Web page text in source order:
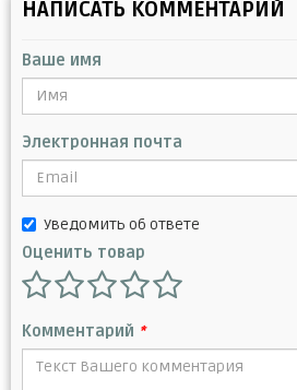
НАПИСАТЬ КОММЕНТАРИЙ
Ваше имя
Электронная почта
Уведомить об ответе
Оценить товар
Комментарий *